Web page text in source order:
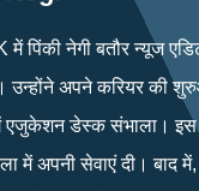
पिंकी नेगी बतौर न्यूज
उन्होंने अपने करियर की
डेस्क संभाला। इस
में अपनी सेवाएं दी।